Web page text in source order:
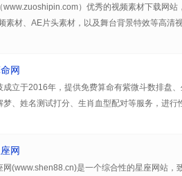
立志成为全球一流的贸易信息服务提供商，为中
的国际商务信息支持。同时将凭借雄厚的技术实
www.zuoshipin.com）优秀的视频素材下载网站
素材、AE片头素材，以及舞台背景特效等高清
网
成立于2016年，提供免费算命有紫微斗数排盘
梦、姓名测试打分、生肖血型配对等服务，进行
网
网(www.shen88.cn)是一个综合性的星座网站，